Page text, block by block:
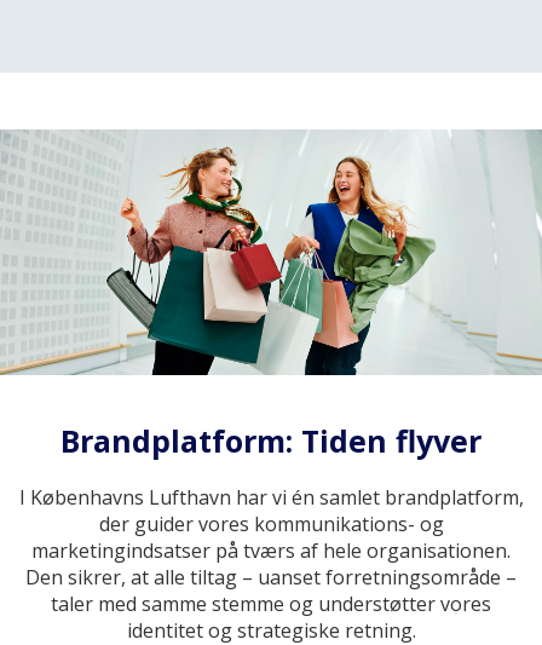
Brandplatform: Tiden flyver
I Københavns Lufthavn har vi én samlet brandplatform,
der guider vores kommunikations- og
marketingindsatser på tværs af hele organisationen.
Den sikrer, at alle tiltag – uanset forretningsområde –
taler med samme stemme og understøtter vores
identitet og strategiske retning.